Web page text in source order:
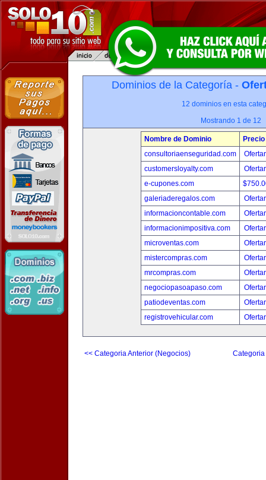
Dominios de la Categoría -
12 dominios en esta
Mostrando 1 de 12
Nombre de Dominio
Precio
consultoriaenseguridad.com
customersloyalty.com
e-cupones.com
galeriaderegalos.com
informacioncontable.com
informacionimpositiva.com
microventas.com
mistercompras.com
mrcompras.com
negociopasoapaso.com
patiodeventas.com
registrovehicular.com
<< Categoria Anterior (Negocios)